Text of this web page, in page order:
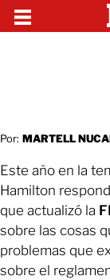
Por: MARTELL
Este año en la
Hamilton
que actualizó la
sobre las cosas
problemas que
sobre el